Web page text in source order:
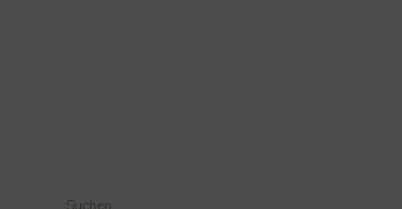
Suchen